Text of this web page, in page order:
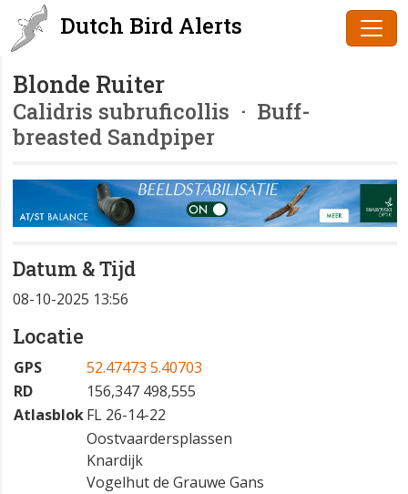
Dutch Bird Alerts
Blonde Ruiter
Calidris subruficollis · Buff-
breasted Sandpiper
Datum & Tijd
08-10-2025 13:56
Locatie
GPS
52.47473 5.40703
RD
156,347 498,555
AtlasblokFL 26-14-22
Oostvaardersplassen
Knardijk
Vogelhut de Grauwe Gans